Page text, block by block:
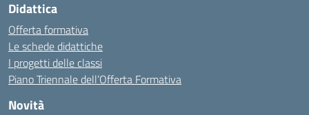
Didattica
Offerta formativa
Le schede didattiche
I progetti delle classi
Piano Triennale dell’Offerta Formativa
Novità